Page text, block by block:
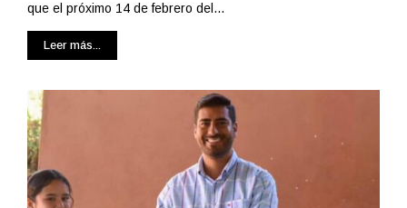
que el próximo 14 de febrero del...
Leer más...